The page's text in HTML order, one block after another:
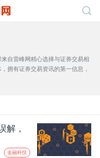
自雷峰网精心选择与证券交易相
拥有证券交易资讯的第一信息，
解，
金融科技